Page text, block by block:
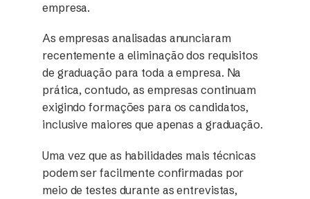
empresa.
As empresas analisadas anunciaram
recentemente a eliminação dos requisitos
de graduação para toda a empresa. Na
prática, contudo, as empresas continuam
exigindo formações para os candidatos,
inclusive maiores que apenas a graduação.
Uma vez que as habilidades mais técnicas
podem ser facilmente confirmadas por
meio de testes durante as entrevistas,